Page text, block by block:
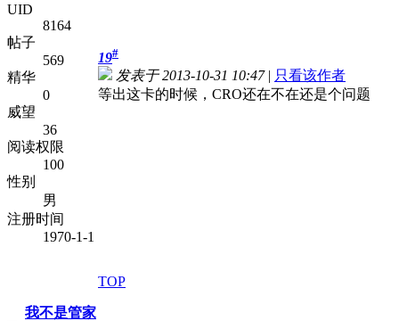
UID
8164
帖子
569
精华
0
威望
36
阅读权限
100
性别
男
注册时间
1970-1-1
19#
发表于 2013-10-31 10:47| 只看该作者
等出这卡的时候，CRO还在不在还是个问题
TOP
我不是管家